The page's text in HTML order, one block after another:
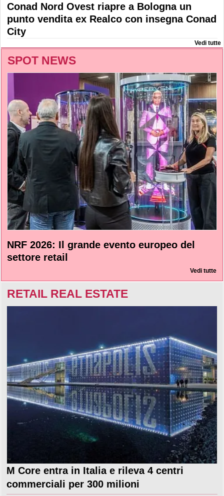
Conad Nord Ovest riapre a Bologna un
punto vendita ex Realco con insegna Conad
City
Vedi tutte
SPOT NEWS
NRF 2026: Il grande evento europeo del
settore retail
Vedi tutte
RETAIL REAL ESTATE
M Core entra in Italia e rileva 4 centri
commerciali per 300 milioni